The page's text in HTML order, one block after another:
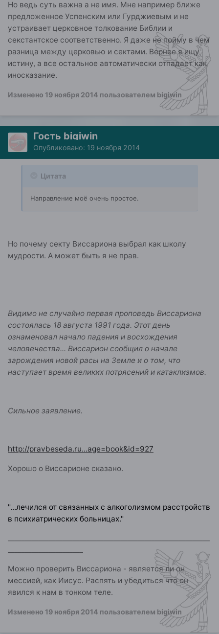
Но ведь суть важна а не имя. Мне например ближе
предложенное Успенским или Гурджиевым и не
устраивает церковное толкование Библии и
секстантское соответственно. Я даже не пойму в чем
разница между церковью и сектами. Вернее я ищу
истину, а все остальное автоматически отпадает как
иносказание.
Изменено 19 ноября 2014 пользователем bigiwin
Гость bigiwin
Опубликовано: 19 ноября 2014
Цитата
Направление моё очень простое.
Но почему секту Виссариона выбрал как школу
мудрости. А может быть я не прав.
Видимо не случайно первая проповедь Виссариона
состоялась 18 августа 1991 года. Этот день
ознаменовал начало падения и восхождения
человечества... Виссарион сообщил о начале
зарождения новой расы на Земле и о том, что
наступает время великих потрясений и катаклизмов.
Сильное заявление.
http://pravbeseda.ru...age=book&id=927
Хорошо о Виссарионе сказано.
"...лечился от связанных с алкоголизмом расстройств
в психиатрических больницах."
Можно проверить Виссариона - является ли он
мессией, как Иисус. Распять и убедиться что он
явился к нам в тонком теле.
Изменено 19 ноября 2014 пользователем bigiwin